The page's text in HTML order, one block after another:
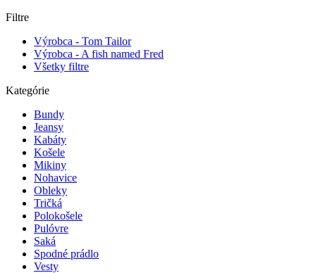
Filtre
Výrobca - Tom Tailor
Výrobca - A fish named Fred
Všetky filtre
Kategórie
Bundy
Jeansy
Kabáty
Košele
Mikiny
Nohavice
Obleky
Tričká
Polokošele
Pulóvre
Saká
Spodné prádlo
Vesty